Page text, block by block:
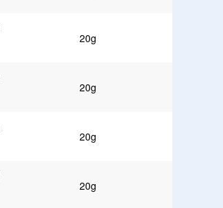
20g
20g
20g
20g